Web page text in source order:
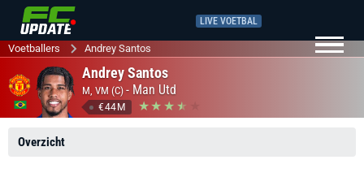
LIVE VOETBAL
Voetballers Andrey Santos
Andrey Santos
M, VM (C) - Man Utd
€44M
Overzicht